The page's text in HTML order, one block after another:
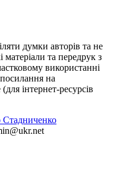
думки авторів та не
матеріали та передрук з
використанні
посилання на
інтернет-ресурсів
Стадниченко